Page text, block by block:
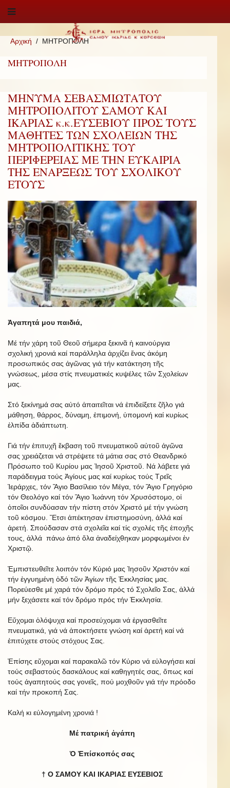
Αρχική ΜΗΤΡΟΠΟΛΗ
ΜΗΤΡΟΠΟΛΗ
ΜΗΝΥΜΑ ΣΕΒΑΣΜΙΩΤΑΤΟΥ
ΜΗΤΡΟΠΟΛΙΤΟΥ ΣΑΜΟΥ ΚΑΙ
ΙΚΑΡΙΑΣ κ.κ.ΕΥΣΕΒΙΟΥ ΠΡΟΣ ΤΟΥΣ
ΜΑΘΗΤΕΣ ΤΩΝ ΣΧΟΛΕΙΩΝ ΤΗΣ
ΜΗΤΡΟΠΟΛΙΤΙΚΗΣ ΤΟΥ
ΠΕΡΙΦΕΡΕΙΑΣ ΜΕ ΤΗΝ ΕΥΚΑΙΡΙΑ
ΤΗΣ ΕΝΑΡΞΕΩΣ ΤΟΥ ΣΧΟΛΙΚΟΥ
ΕΤΟΥΣ
Ἀγαπητά μου παιδιά,
Μέ τήν χάρη τοῦ Θεοῦ σήμερα ξεκινᾶ ἡ καινούργια
σχολική χρονιά καί παράλληλα ἀρχίζει ἕνας ἀκόμη
προσωπικός σας ἀγῶνας γιά τήν κατάκτηση τῆς
γνώσεως, μέσα στίς πνευματικές κυψέλες τῶν Σχολείων
μας.
Στό ξεκίνημά σας αὐτό ἀπαιτεῖται νά ἐπιδείξετε ζῆλο γιά
μάθηση, θάρρος, δύναμη, ἐπιμονή, ὑπομονή καί κυρίως
ἐλπίδα ἀδιάπτωτη.
Γιά τήν ἐπιτυχῆ ἔκβαση τοῦ πνευματικοῦ αὐτοῦ ἀγῶνα
σας χρειάζεται νά στρέψετε τά μάτια σας στό Θεανδρικό
Πρόσωπο τοῦ Κυρίου μας Ἰησοῦ Χριστοῦ. Νά λάβετε γιά
παράδειγμα τούς Ἁγίους μας καί κυρίως τούς Τρεῖς
Ἱεράρχες, τόν Ἅγιο Βασίλειο τόν Μέγα, τόν Ἅγιο Γρηγόριο
τόν Θεολόγο καί τόν Ἅγιο Ἰωάννη τόν Χρυσόστομο, οἱ
ὁποῖοι συνδύασαν τήν πίστη στόν Χριστό μέ τήν γνώση
τοῦ κόσμου. Ἔτσι ἀπέκτησαν ἐπιστημοσύνη, ἀλλά καί
ἀρετή. Σπούδασαν στά σχολεῖα καί τίς σχολές τῆς ἐποχῆς
τους, ἀλλά πάνω ἀπό ὅλα ἀναδείχθηκαν μορφωμένοι ἐν
Χριστῷ.
Ἐμπιστευθεῖτε λοιπόν τόν Κύριό μας Ἰησοῦν Χριστόν καί
τήν ἐγγυημένη ὁδό τῶν Ἁγίων τῆς Ἐκκλησίας μας.
Πορεύεσθε μέ χαρά τόν δρόμο πρός τό Σχολεῖο Σας, ἀλλά
μήν ξεχάσετε καί τόν δρόμο πρός τήν Ἐκκλησία.
Εὔχομαι ὁλόψυχα καί προσεύχομαι νά ἐργασθεῖτε
πνευματικά, γιά νά ἀποκτήσετε γνώση καί ἀρετή καί νά
ἐπιτύχετε στούς στόχους Σας.
Ἐπίσης εὔχομαι καί παρακαλῶ τόν Κύριο νά εὐλογήσει καί
τούς σεβαστούς δασκάλους καί καθηγητές σας, ὅπως καί
τούς ἀγαπητούς σας γονεῖς, πού μοχθοῦν γιά τήν πρόοδο
καί τήν προκοπή Σας.
Καλή κι εὐλογημένη χρονιά !
Μέ πατρική ἀγάπη
Ὁ Ἐπίσκοπός σας
† Ο ΣΑΜΟΥ ΚΑΙ ΙΚΑΡΙΑΣ ΕΥΣΕΒΙΟΣ